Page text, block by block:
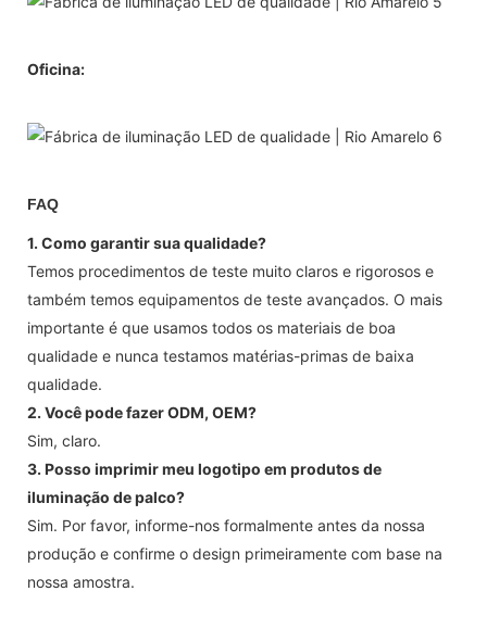
Oficina:
FAQ
1. Como garantir sua qualidade?
Temos procedimentos de teste muito claros e rigorosos e
também temos equipamentos de teste avançados. O mais
importante é que usamos todos os materiais de boa
qualidade e nunca testamos matérias-primas de baixa
qualidade.
2. Você pode fazer ODM, OEM?
Sim, claro.
3. Posso imprimir meu logotipo em produtos de
iluminação de palco?
Sim. Por favor, informe-nos formalmente antes da nossa
produção e confirme o design primeiramente com base na
nossa amostra.